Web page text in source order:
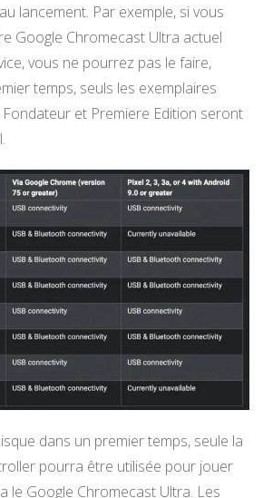
lancement. Par exemple, si vous
Google Chromecast Ultra actuel
vous ne pourrez pas le faire,
temps, seuls les exemplaires
Fondateur et Premiere Edition seront
dans un premier temps, seule la
pourra être utilisée pour jouer
le Google Chromecast Ultra. Les